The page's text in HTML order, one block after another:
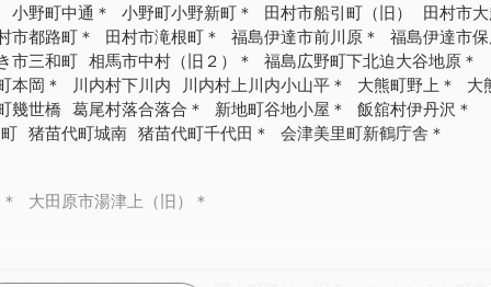
小野町中通＊ 小野町小野新町＊ 田村市船引町（旧）
田村市
市都路町＊
田村市滝根町＊ 福島伊達市前川原＊
福島伊達市
市三和町 相馬市中村（旧２）＊
福島広野町下北迫大谷地原＊
本岡＊
川内村下川内 川内村上川内小山平＊ 大熊町野上＊
大
幾世橋
葛尾村落合落合＊ 新地町谷地小屋＊
飯舘村伊丹沢＊
猪苗代町城南 猪苗代町千代田＊ 会津美里町新鶴庁舎＊
大田原市湯津上（旧）＊